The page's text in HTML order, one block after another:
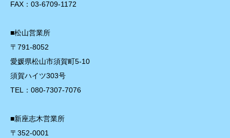
FAX：03-6709-1172
■松山営業所
〒791-8052
愛媛県松山市須賀町5-10
須賀ハイツ303号
TEL：080-7307-7076
■新座志木営業所
〒352-0001